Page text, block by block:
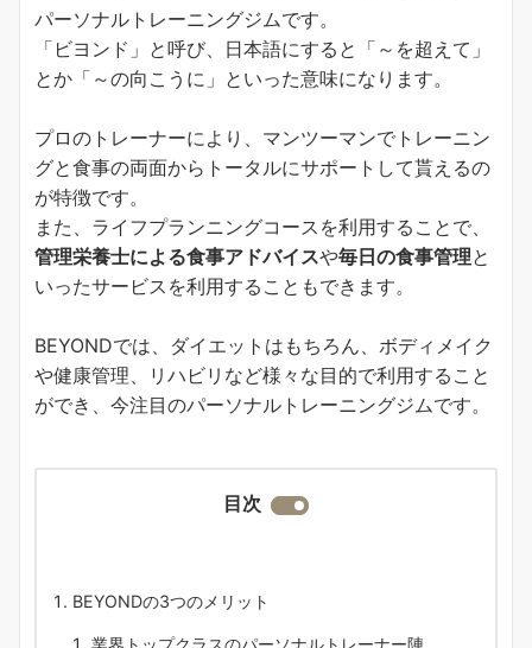
パーソナルトレーニングジムです。
「ビヨンド」と呼び、日本語にすると「～を超えて」
とか「～の向こうに」といった意味になります。
プロのトレーナーにより、マンツーマンでトレーニン
グと食事の両面からトータルにサポートして貰えるの
が特徴です。
また、ライフプランニングコースを利用することで、
管理栄養士による食事アドバイスや毎日の食事管理と
いったサービスを利用することもできます。
BEYONDでは、ダイエットはもちろん、ボディメイク
や健康管理、リハビリなど様々な目的で利用すること
ができ、今注目のパーソナルトレーニングジムです。
目次
BEYONDの3つのメリット
業界トップクラスのパーソナルトレーナー陣